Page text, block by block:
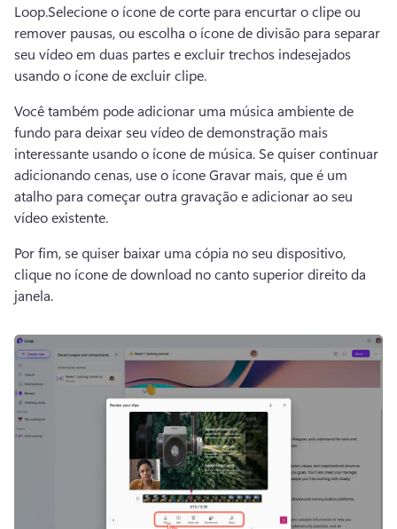
Loop.Selecione o ícone de corte para encurtar o clipe ou
remover pausas, ou escolha o ícone de divisão para separar
seu vídeo em duas partes e excluir trechos indesejados
usando o ícone de excluir clipe.
Você também pode adicionar uma música ambiente de
fundo para deixar seu vídeo de demonstração mais
interessante usando o ícone de música. Se quiser continuar
adicionando cenas, use o ícone Gravar mais, que é um
atalho para começar outra gravação e adicionar ao seu
vídeo existente.
Por fim, se quiser baixar uma cópia no seu dispositivo,
clique no ícone de download no canto superior direito da
janela.